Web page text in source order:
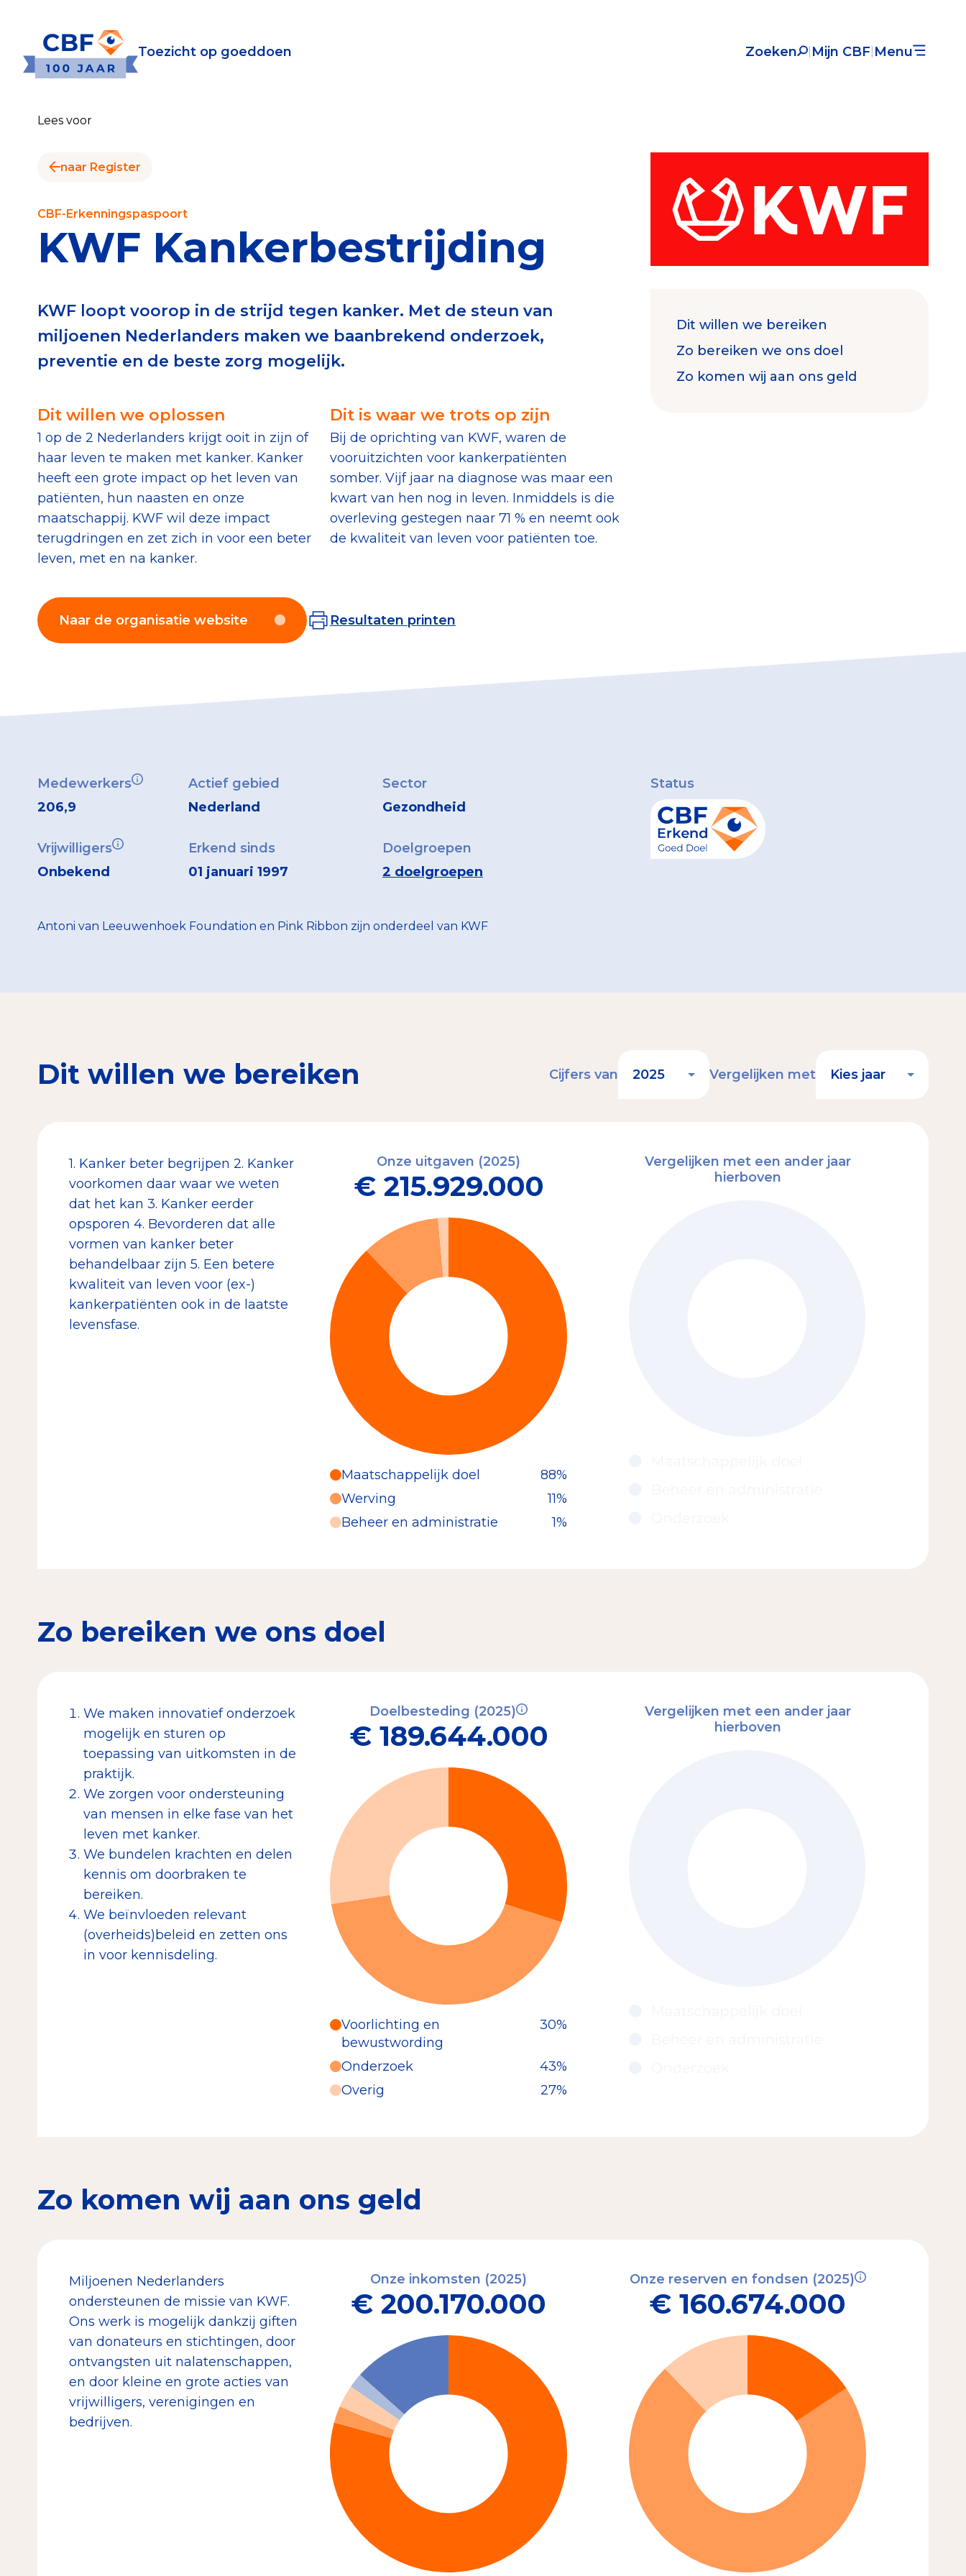
Toezicht op goeddoen
Toezicht op goeddoen Zoeken Mijn CBF Menu
Publiek
Check het CBF-keurmerk van een goed doel
Tips bij doneren: zo geef je veilig
Data & Onderzoek
Betrouwbare data over goede doelen
State of the Sector
Het Nederlandse Donateurspanel
Lees voor
naar Register
CBF-Erkenningspaspoort
KWF Kankerbestrijding
KWF loopt voorop in de strijd tegen kanker. Met de steun van
miljoenen Nederlanders maken we baanbrekend onderzoek,
preventie en de beste zorg mogelijk.
Dit willen we oplossen
1 op de 2 Nederlanders krijgt ooit in zijn of
haar leven te maken met kanker. Kanker
heeft een grote impact op het leven van
patiënten, hun naasten en onze
maatschappij. KWF wil deze impact
terugdringen en zet zich in voor een beter
leven, met en na kanker.
Dit is waar we trots op zijn
Bij de oprichting van KWF, waren de
vooruitzichten voor kankerpatiënten
somber. Vijf jaar na diagnose was maar een
kwart van hen nog in leven. Inmiddels is die
overleving gestegen naar 71 % en neemt ook
de kwaliteit van leven voor patiënten toe.
Naar de organisatie website Resultaten printen
Dit willen we bereiken
Zo bereiken we ons doel
Zo komen wij aan ons geld
Medewerkers
206,9
Actief gebied
Nederland
Vrijwilligers
Onbekend
Erkend sinds
01 januari 1997
Sector
Gezondheid
Doelgroepen
2 doelgroepen
Status
Antoni van Leeuwenhoek Foundation en Pink Ribbon zijn onderdeel van KWF
Dit willen we bereiken Cijfers van Vergelijken met
Vergelijken met een ander jaar
hierboven
Onze uitgaven (2025)
€ 215.929.000
Maatschappelijk doel
88%
Werving
11%
Beheer en administratie
1%
1. Kanker beter begrijpen 2. Kanker
voorkomen daar waar we weten
dat het kan 3. Kanker eerder
opsporen 4. Bevorderen dat alle
vormen van kanker beter
behandelbaar zijn 5. Een betere
kwaliteit van leven voor (ex-)
kankerpatiënten ook in de laatste
levensfase.
Zo bereiken we ons doel
Vergelijken met een ander jaar
hierboven
Doelbesteding (2025)
€ 189.644.000
Voorlichting en
bewustwording
30%
Onderzoek
43%
Overig
27%
We maken innovatief onderzoek
mogelijk en sturen op
toepassing van uitkomsten in de
praktijk.
We zorgen voor ondersteuning
van mensen in elke fase van het
leven met kanker.
We bundelen krachten en delen
kennis om doorbraken te
bereiken.
We beïnvloeden relevant
(overheids)beleid en zetten ons
in voor kennisdeling.
Zo komen wij aan ons geld
Onze reserven en fondsen (2025)
€ 160.674.000
Onze inkomsten (2025)
€ 200.170.000
Miljoenen Nederlanders
ondersteunen de missie van KWF.
Ons werk is mogelijk dankzij giften
van donateurs en stichtingen, door
ontvangsten uit nalatenschappen,
en door kleine en grote acties van
vrijwilligers, verenigingen en
bedrijven.